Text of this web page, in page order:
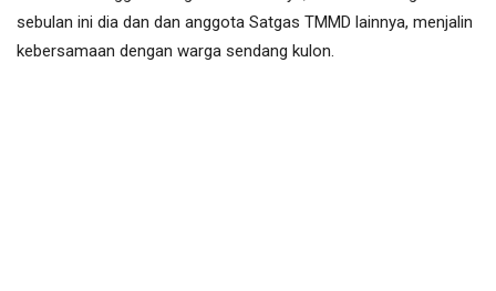
sebulan ini dia dan dan anggota Satgas TMMD lainnya, menjalin
kebersamaan dengan warga sendang kulon.